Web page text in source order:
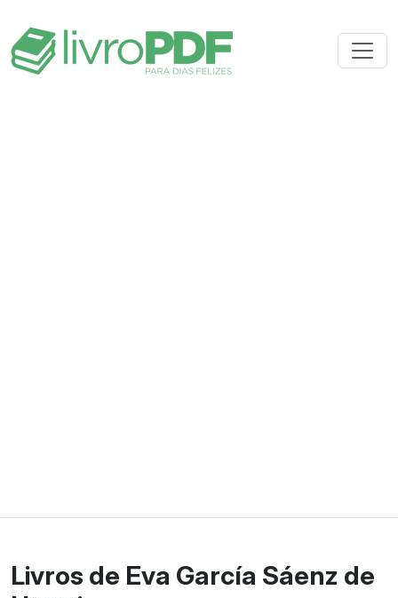
Livros de Eva García Sáenz de